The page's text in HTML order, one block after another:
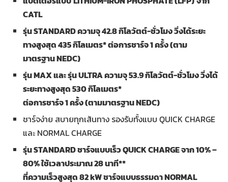
CATL
รุ่นSTANDARD ความจุ 42.8 กิโลวัตต์-ชั่วโมง วิ่งได้ระยะ
ทางสูงสุด 435 กิโลเมตร* ต่อการชาร์จ 1 ครั้ง (ตาม
มาตรฐาน NEDC)
รุ่นMAX และ รุ่น ULTRA ความจุ 53.9 กิโลวัตต์-ชั่วโมง วิ่งได้
ระยะทางสูงสุด 530 กิโลเมตร*
ต่อการชาร์จ 1 ครั้ง (ตามมาตรฐาน NEDC)
ชาร์จง่าย สบายทุกเส้นทาง รองรับทั้งแบบ QUICK CHARGE
และ NORMAL CHARGE
รุ่นSTANDARD ชาร์จแบบเร็ว QUICK CHARGE จาก 10% –
80% ใช้เวลาประมาณ 28 นาที**
ที่ความเร็วสูงสุด 82 kW ชาร์จแบบธรรมดา NORMAL